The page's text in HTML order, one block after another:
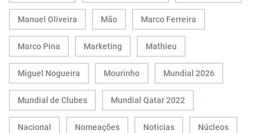
Manuel Oliveira Mão Marco Ferreira
Marco Pina Marketing Mathieu
Miguel Nogueira Mourinho Mundial 2026
Mundial de Clubes Mundial Qatar 2022
Nacional Nomeações Notícias Núcleos